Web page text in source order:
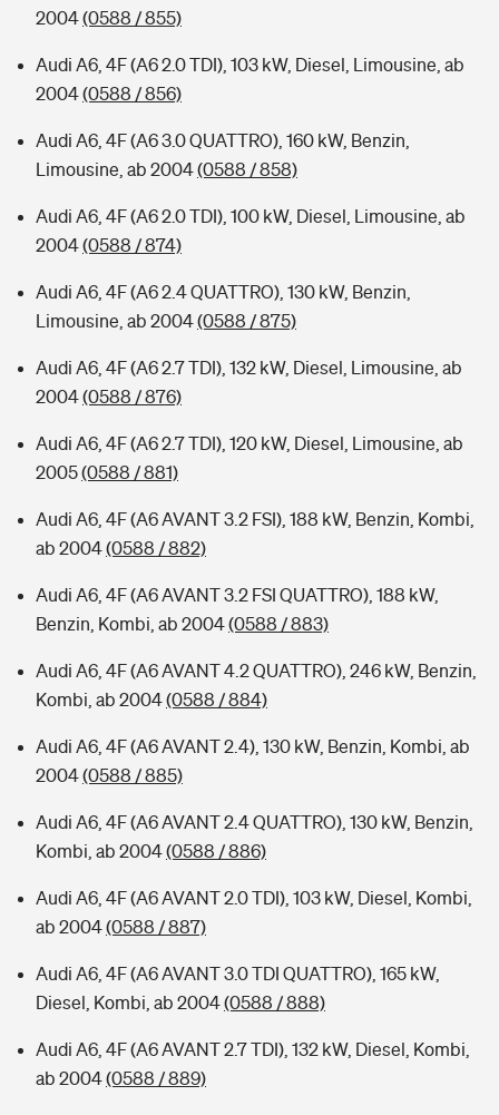
2004(0588 / 855)
Audi A6, 4F (A6 2.0 TDI), 103 kW, Diesel, Limousine, ab
2004(0588 / 856)
Audi A6, 4F (A6 3.0 QUATTRO), 160 kW, Benzin,
Limousine, ab 2004(0588 / 858)
Audi A6, 4F (A6 2.0 TDI), 100 kW, Diesel, Limousine, ab
2004(0588 / 874)
Audi A6, 4F (A6 2.4 QUATTRO), 130 kW, Benzin,
Limousine, ab 2004(0588 / 875)
Audi A6, 4F (A6 2.7 TDI), 132 kW, Diesel, Limousine, ab
2004(0588 / 876)
Audi A6, 4F (A6 2.7 TDI), 120 kW, Diesel, Limousine, ab
2005(0588 / 881)
Audi A6, 4F (A6 AVANT 3.2 FSI), 188 kW, Benzin, Kombi,
ab 2004(0588 / 882)
Audi A6, 4F (A6 AVANT 3.2 FSI QUATTRO), 188 kW,
Benzin, Kombi, ab 2004(0588 / 883)
Audi A6, 4F (A6 AVANT 4.2 QUATTRO), 246 kW, Benzin,
Kombi, ab 2004(0588 / 884)
Audi A6, 4F (A6 AVANT 2.4), 130 kW, Benzin, Kombi, ab
2004(0588 / 885)
Audi A6, 4F (A6 AVANT 2.4 QUATTRO), 130 kW, Benzin,
Kombi, ab 2004(0588 / 886)
Audi A6, 4F (A6 AVANT 2.0 TDI), 103 kW, Diesel, Kombi,
ab 2004(0588 / 887)
Audi A6, 4F (A6 AVANT 3.0 TDI QUATTRO), 165 kW,
Diesel, Kombi, ab 2004(0588 / 888)
Audi A6, 4F (A6 AVANT 2.7 TDI), 132 kW, Diesel, Kombi,
ab 2004(0588 / 889)